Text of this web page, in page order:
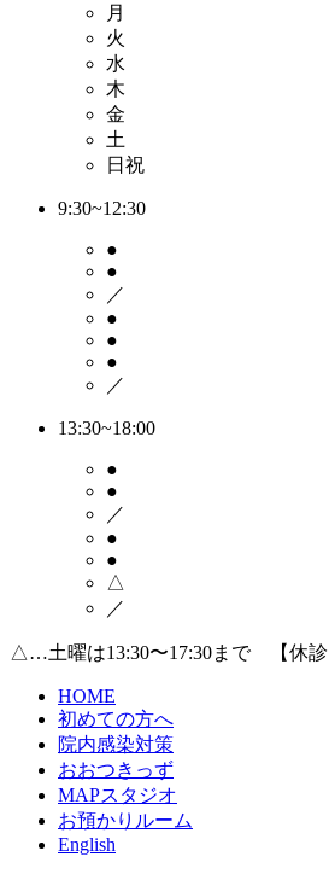
月
火
水
木
金
土
日祝
9:30~12:30
●
●
／
●
●
●
／
13:30~18:00
●
●
／
●
●
△
／
△…土曜は13:30〜17:30まで 【休診
HOME
初めての方へ
院内感染対策
おおつきっず
MAPスタジオ
お預かりルーム
English